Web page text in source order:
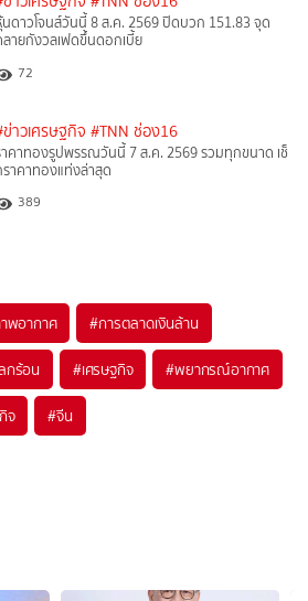
นดาวโจนส์วันนี้ 8 ส.ค. 2569 ปิดบวก 151.83 จุด
ลายกังวลเฟดขึ้นดอกเบี้ย
72
าวเศรษฐกิจ #TNN ช่อง16
คาทองรูปพรรณวันนี้ 7 ส.ค. 2569 รวมทุกขนาด เช็
าคาทองแท่งล่าสุด
389
พอากาศ #การตลาดเงินล้าน
กร้อน #เศรษฐกิจ #พยากรณ์อากาศ
จ #จีน